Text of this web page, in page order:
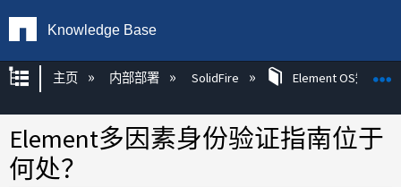
Knowledge Base
扩展/隐缩全局层次
主页 内部部署 SolidFire Element OS知识库
Element多因素身份验证指南位于
何处？